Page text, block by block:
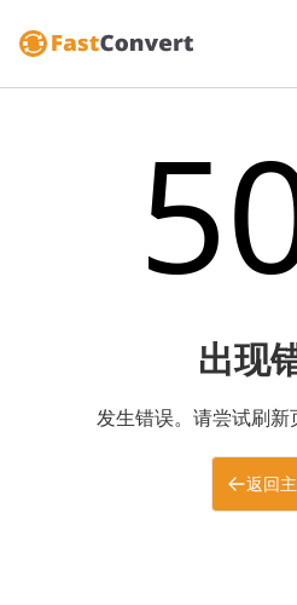
出现
发生错误。请尝试刷新
返回